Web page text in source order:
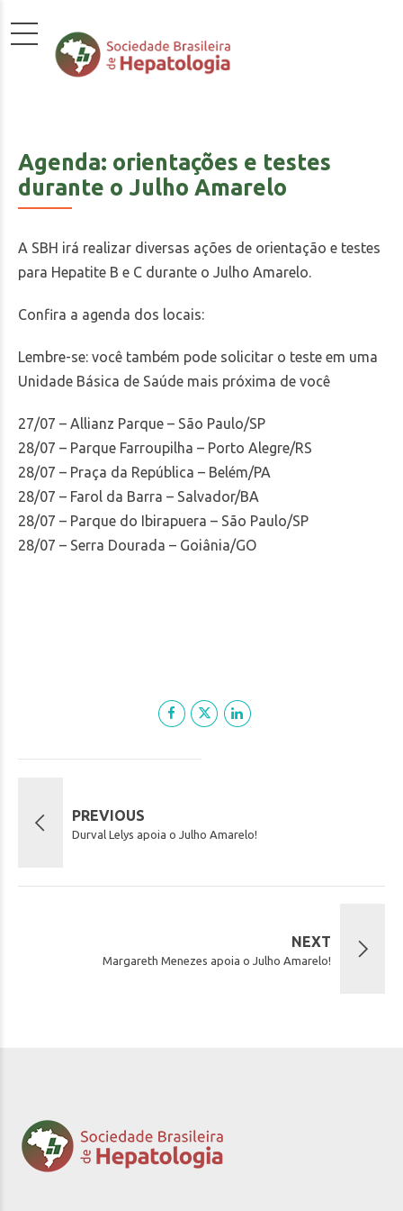
Agenda: orientações e testes
durante o Julho Amarelo
A SBH irá realizar diversas ações de orientação e testes
para Hepatite B e C durante o Julho Amarelo.
Confira a agenda dos locais:
Lembre-se: você também pode solicitar o teste em uma
Unidade Básica de Saúde mais próxima de você
27/07 – Allianz Parque – São Paulo/SP
28/07 – Parque Farroupilha – Porto Alegre/RS
28/07 – Praça da República – Belém/PA
28/07 – Farol da Barra – Salvador/BA
28/07 – Parque do Ibirapuera – São Paulo/SP
28/07 – Serra Dourada – Goiânia/GO
PREVIOUS
Durval Lelys apoia o Julho Amarelo!
NEXT
Margareth Menezes apoia o Julho Amarelo!